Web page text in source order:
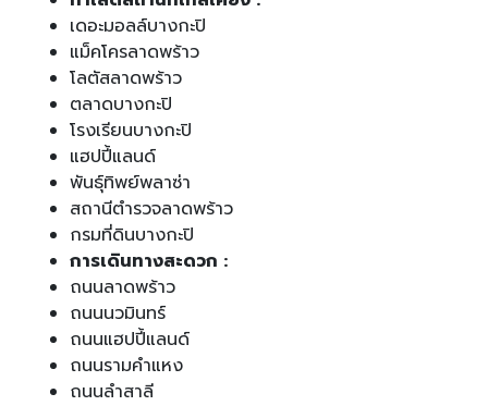
เดอะมอลล์บางกะปิ
แม็คโครลาดพร้าว
โลตัสลาดพร้าว
ตลาดบางกะปิ
โรงเรียนบางกะปิ
แฮปปี้แลนด์
พันธุ์ทิพย์พลาซ่า
สถานีตำรวจลาดพร้าว
กรมที่ดินบางกะปิ
การเดินทางสะดวก :
ถนนลาดพร้าว
ถนนนวมินทร์
ถนนแฮปปี้แลนด์
ถนนรามคำแหง
ถนนลำสาลี